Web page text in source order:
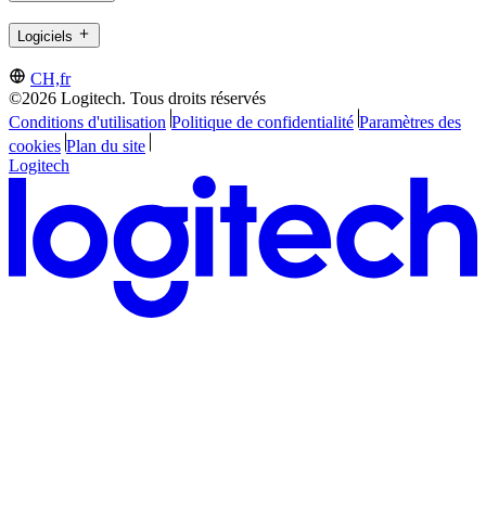
Logiciels
CH,fr
©2026 Logitech. Tous droits réservés
Conditions d'utilisation Politique de confidentialité Paramètres des
cookies Plan du site
Logitech